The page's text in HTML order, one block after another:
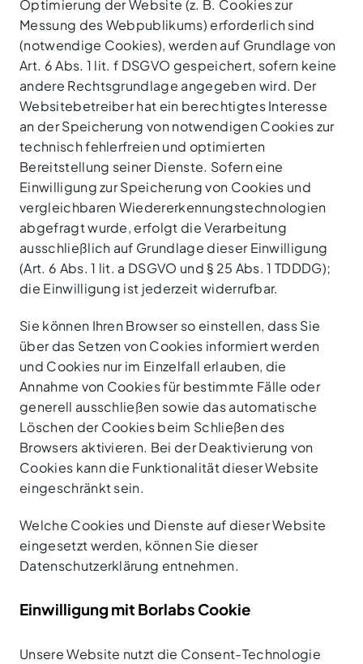
Optimierung der Website (z. B. Cookies zur
Messung des Webpublikums) erforderlich sind
(notwendige Cookies), werden auf Grundlage von
Art. 6 Abs. 1 lit. f DSGVO gespeichert, sofern keine
andere Rechtsgrundlage angegeben wird. Der
Websitebetreiber hat ein berechtigtes Interesse
an der Speicherung von notwendigen Cookies zur
technisch fehlerfreien und optimierten
Bereitstellung seiner Dienste. Sofern eine
Einwilligung zur Speicherung von Cookies und
vergleichbaren Wiedererkennungstechnologien
abgefragt wurde, erfolgt die Verarbeitung
ausschließlich auf Grundlage dieser Einwilligung
(Art. 6 Abs. 1 lit. a DSGVO und § 25 Abs. 1 TDDDG);
die Einwilligung ist jederzeit widerrufbar.
Sie können Ihren Browser so einstellen, dass Sie
über das Setzen von Cookies informiert werden
und Cookies nur im Einzelfall erlauben, die
Annahme von Cookies für bestimmte Fälle oder
generell ausschließen sowie das automatische
Löschen der Cookies beim Schließen des
Browsers aktivieren. Bei der Deaktivierung von
Cookies kann die Funktionalität dieser Website
eingeschränkt sein.
Welche Cookies und Dienste auf dieser Website
eingesetzt werden, können Sie dieser
Datenschutzerklärung entnehmen.
Einwilligung mit Borlabs Cookie
Unsere Website nutzt die Consent-Technologie